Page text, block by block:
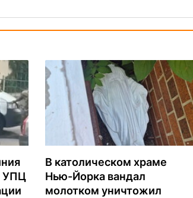
УПЦ
В католическом храме
Нью-Йорка вандал
молотком уничтожил